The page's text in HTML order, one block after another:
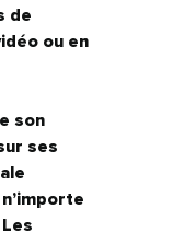
de
ou en
son
ses